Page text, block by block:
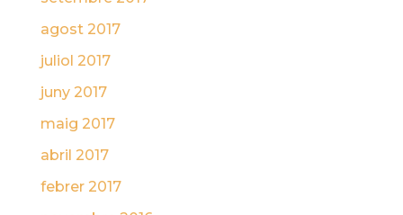
agost 2017
juliol 2017
juny 2017
maig 2017
abril 2017
febrer 2017